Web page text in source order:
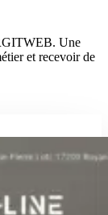
Une
et recevoir de